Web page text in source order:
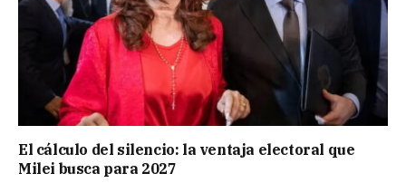
El cálculo del silencio: la ventaja electoral que
Milei busca para 2027